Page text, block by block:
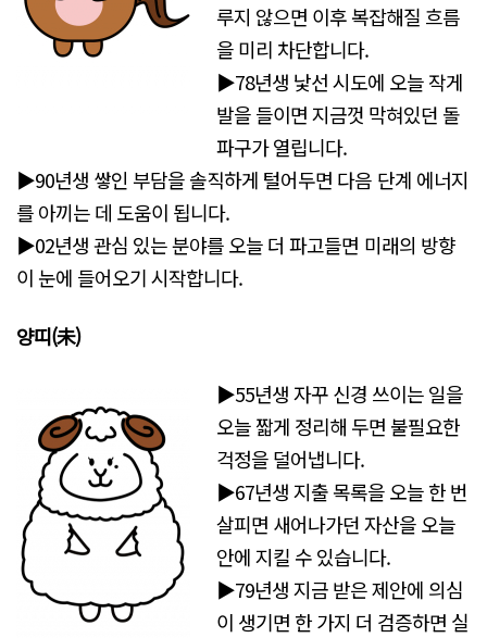
루지 않으면 이후 복잡해질 흐름
을 미리 차단합니다.
▶78년생 낯선 시도에 오늘 작게
발을 들이면 지금껏 막혀있던 돌
파구가 열립니다.
▶90년생 쌓인 부담을 솔직하게 털어두면 다음 단계 에너지
를 아끼는 데 도움이 됩니다.
▶02년생 관심 있는 분야를 오늘 더 파고들면 미래의 방향
이 눈에 들어오기 시작합니다.
양띠(未)
▶55년생 자꾸 신경 쓰이는 일을
오늘 짧게 정리해 두면 불필요한
걱정을 덜어냅니다.
▶67년생 지출 목록을 오늘 한 번
살피면 새어나가던 자산을 오늘
안에 지킬 수 있습니다.
▶79년생 지금 받은 제안에 의심
이 생기면 한 가지 더 검증하면 실